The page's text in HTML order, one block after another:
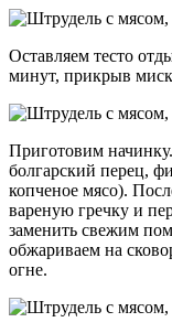
Оставляем тесто
минут, прикрыв
Приготовим
болгарский перец,
копченое мясо).
вареную гречку и
заменить свежим
обжариваем на
огне.